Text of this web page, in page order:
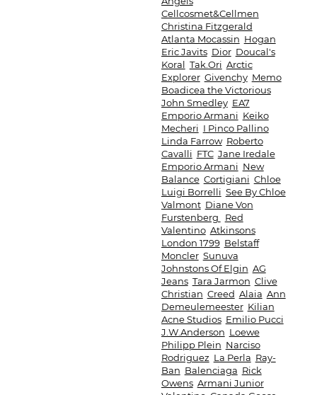
Cellcosmet&Cellmen
Christina Fitzgerald
Atlanta Mocassin Hogan
Eric Javits Dior Doucal's
Koral Tak.Ori Arctic
Explorer Givenchy Memo
Boadicea the Victorious
John Smedley EA7
Emporio Armani Keiko
Mecheri I Pinco Pallino
Linda Farrow Roberto
Cavalli FTC Jane Iredale
Emporio Armani New
Balance Cortigiani Chloe
Luigi Borrelli See By Chloe
Valmont Diane Von
Furstenberg
Red
Valentino Atkinsons
London 1799 Belstaff
Moncler Sunuva
Johnstons Of Elgin AG
Jeans Tara Jarmon Clive
Christian Creed Alaia Ann
Demeulemeester Kilian
Acne Studios Emilio Pucci
J.W.Anderson Loewe
Philipp Plein Narciso
Rodriguez La Perla Ray-
Ban Balenciaga Rick
Owens Armani Junior